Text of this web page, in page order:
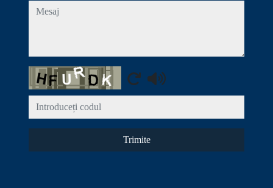
mesaj
Captcha
Trimite